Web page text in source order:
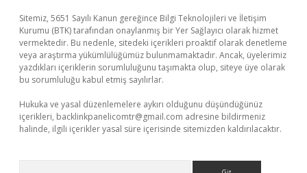
Sitemiz, 5651 Sayılı Kanun gereğince Bilgi Teknolojileri ve İletişim
Kurumu (BTK) tarafından onaylanmış bir Yer Sağlayıcı olarak hizmet
vermektedir. Bu nedenle, sitedeki içerikleri proaktif olarak denetleme
veya araştırma yükümlülüğümüz bulunmamaktadır. Ancak, üyelerimiz
yazdıkları içeriklerin sorumluluğunu taşımakta olup, siteye üye olarak
bu sorumluluğu kabul etmiş sayılırlar.
Hukuka ve yasal düzenlemelere aykırı olduğunu düşündüğünüz
içerikleri, backlinkpanelicomtr@gmail.com adresine bildirmeniz
halinde, ilgili içerikler yasal süre içerisinde sitemizden kaldırılacaktır.